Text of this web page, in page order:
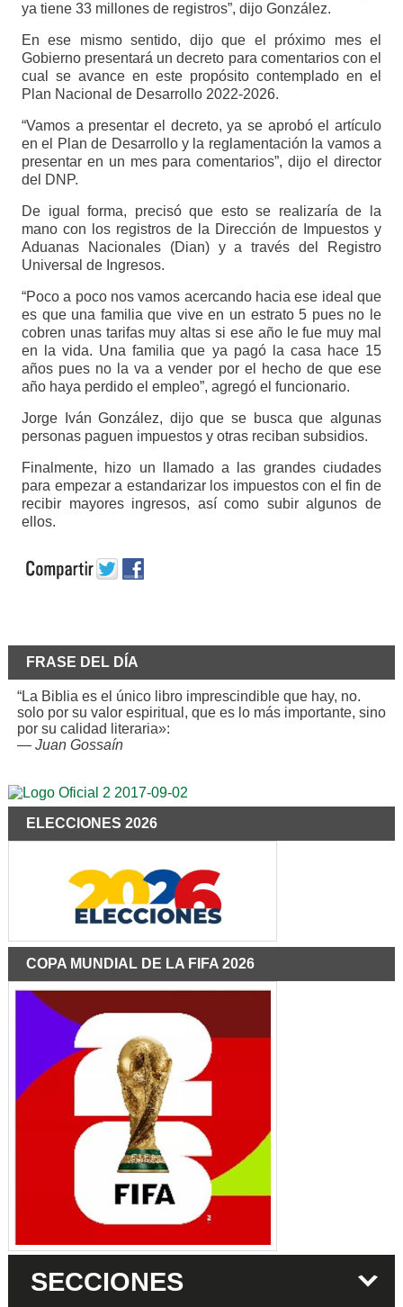
ya tiene 33 millones de registros”, dijo González.
En ese mismo sentido, dijo que el próximo mes el
Gobierno presentará un decreto para comentarios con el
cual se avance en este propósito contemplado en el
Plan Nacional de Desarrollo 2022-2026.
“Vamos a presentar el decreto, ya se aprobó el artículo
en el Plan de Desarrollo y la reglamentación la vamos a
presentar en un mes para comentarios”, dijo el director
del DNP.
De igual forma, precisó que esto se realizaría de la
mano con los registros de la Dirección de Impuestos y
Aduanas Nacionales (Dian) y a través del Registro
Universal de Ingresos.
“Poco a poco nos vamos acercando hacia ese ideal que
es que una familia que vive en un estrato 5 pues no le
cobren unas tarifas muy altas si ese año le fue muy mal
en la vida. Una familia que ya pagó la casa hace 15
años pues no la va a vender por el hecho de que ese
año haya perdido el empleo”, agregó el funcionario.
Jorge Iván González, dijo que se busca que algunas
personas paguen impuestos y otras reciban subsidios.
Finalmente, hizo un llamado a las grandes ciudades
para empezar a estandarizar los impuestos con el fin de
recibir mayores ingresos, así como subir algunos de
ellos.
FRASE DEL DÍA
“La Biblia es el único libro imprescindible que hay, no.
solo por su valor espiritual, que es lo más importante, sino
por su calidad literaria»:
— Juan Gossaín
ELECCIONES 2026
COPA MUNDIAL DE LA FIFA 2026
SECCIONES